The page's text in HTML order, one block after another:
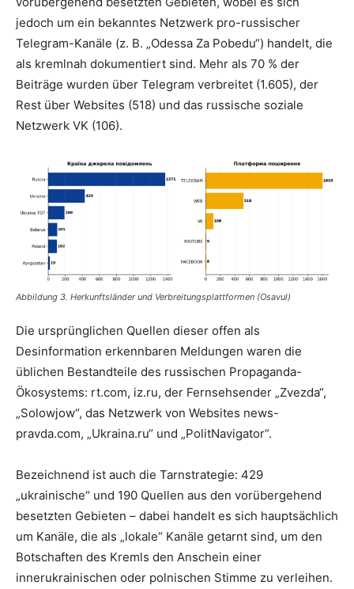
jedoch um ein bekanntes Netzwerk pro-russischer
Telegram-Kanäle (z. B. „Odessa Za Pobedu“) handelt, die
als kremlnah dokumentiert sind. Mehr als 70 % der
Beiträge wurden über Telegram verbreitet (1.605), der
Rest über Websites (518) und das russische soziale
Netzwerk VK (106).
Abbildung 3. Herkunftsländer und Verbreitungsplattformen (Osavul)
Die ursprünglichen Quellen dieser offen als
Desinformation erkennbaren Meldungen waren die
üblichen Bestandteile des russischen Propaganda-
Ökosystems: rt.com, iz.ru, der Fernsehsender „Zvezda“,
„Solowjow“, das Netzwerk von Websites news-
pravda.com, „Ukraina.ru“ und „PolitNavigator“.
Bezeichnend ist auch die Tarnstrategie: 429
„ukrainische“ und 190 Quellen aus den vorübergehend
besetzten Gebieten – dabei handelt es sich hauptsächlich
um Kanäle, die als „lokale“ Kanäle getarnt sind, um den
Botschaften des Kremls den Anschein einer
innerukrainischen oder polnischen Stimme zu verleihen.